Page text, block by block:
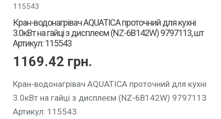
115543
Кран-водонагрівач AQUATICA проточний для кухні
3.0кВт на гайці з дисплеєм (NZ-6B142W) 9797113, шт
Артикул: 115543
1169.42 грн.
Кран-водонагрівач AQUATICA проточний для кухні
3.0кВт на гайці з дисплеєм (NZ-6B142W) 9797113
Артикул: 115543